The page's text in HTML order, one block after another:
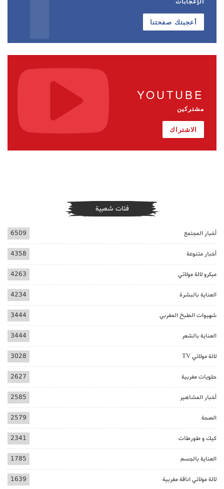
أعجبتك صفحتنا
YOUTUBE
مشتركين
الاشتراك
فئات شعبية
أخبار المجتمع 6509
أخبار متنوعة 4358
ميكرو لالة مولاتي 4263
العناية بالبشرة 4234
شهيوات الطبخ المغربي 3444
العناية بالشعر 3444
لالة مولاتي TV 3028
حلويات مغربية 2627
أخبار المشاهير 2585
الصحة 2579
كيك و طورطات 2341
العناية بالجسم 1785
لالة مولاتي اناقة مغربية 1639